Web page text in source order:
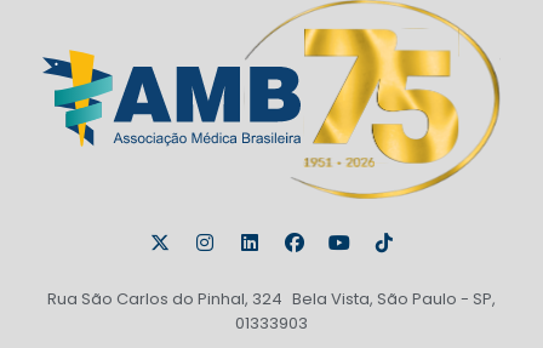
Rua São Carlos do Pinhal, 324 Bela Vista, São Paulo - SP,
01333903